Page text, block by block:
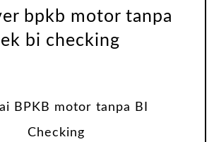
bpkb motor tanpa
bi checking